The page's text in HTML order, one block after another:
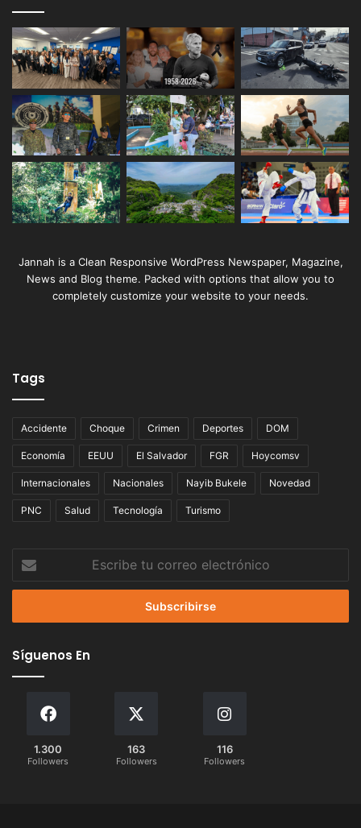
Jannah is a Clean Responsive WordPress Newspaper, Magazine,
News and Blog theme. Packed with options that allow you to
completely customize your website to your needs.
Tags
Accidente Choque Crimen Deportes DOM
Economía EEUU El Salvador FGR Hoycomsv
Internacionales Nacionales Nayib Bukele Novedad
PNC Salud Tecnología Turismo
tu
correo
Síguenos En
1.300
Followers
163
Followers
116
Followers